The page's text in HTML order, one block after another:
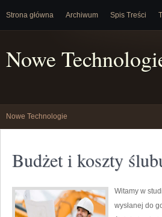
Strona główna Archiwum Spis Treści
Nowe
Nowe Technologie
Budżet i koszty
Witamy w
wysłanej do